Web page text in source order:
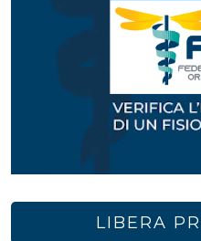
LIBERA